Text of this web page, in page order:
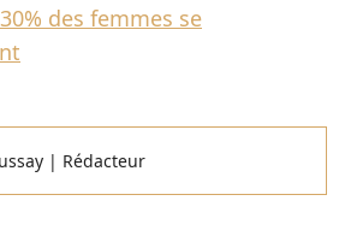
des femmes se
| Rédacteur